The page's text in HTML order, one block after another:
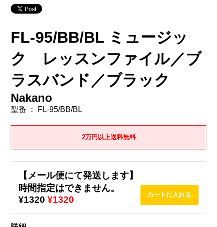
FL-95/BB/BL ミュージッ
ク レッスンファイル／ブ
ラスバンド／ブラック
Nakano
型番 ： FL-95/BB/BL
2万円以上送料無料
【メール便にて発送します】
時間指定はできません。
¥1320 ¥1320